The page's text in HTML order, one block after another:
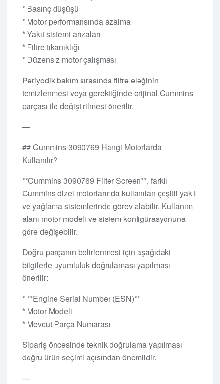
* Basınç düşüşü
* Motor performansında azalma
* Yakıt sistemi arızaları
* Filtre tıkanıklığı
* Düzensiz motor çalışması
Periyodik bakım sırasında filtre eleğinin
temizlenmesi veya gerektiğinde orijinal Cummins
parçası ile değiştirilmesi önerilir.
—
## Cummins 3090769 Hangi Motorlarda
Kullanılır?
**Cummins 3090769 Filter Screen**, farklı
Cummins dizel motorlarında kullanılan çeşitli yakıt
ve yağlama sistemlerinde görev alabilir. Kullanım
alanı motor modeli ve sistem konfigürasyonuna
göre değişebilir.
Doğru parçanın belirlenmesi için aşağıdaki
bilgilerle uyumluluk doğrulaması yapılması
önerilir:
* **Engine Serial Number (ESN)**
* Motor Modeli
* Mevcut Parça Numarası
Sipariş öncesinde teknik doğrulama yapılması
doğru ürün seçimi açısından önemlidir.
—